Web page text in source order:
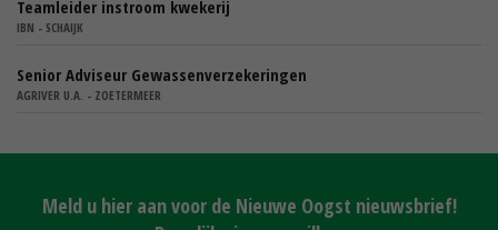
Teamleider instroom kwekerij
IBN - SCHAIJK
Senior Adviseur Gewassenverzekeringen
AGRIVER U.A. - ZOETERMEER
Meld u hier aan voor de Nieuwe Oogst nieuwsbrief!